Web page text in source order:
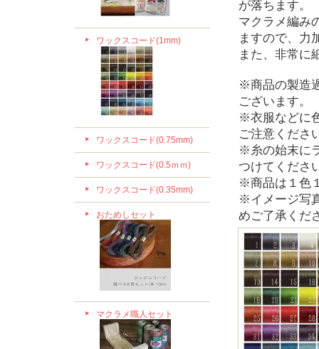
ワックスコード(1mm)
ワックスコード(0.75mm)
ワックスコード(0.5ｍｍ)
ワックスコード(0.35mm)
おためしセット
マクラメ職人セット
が落ちます。
マクラメ編み
ますので、力
また、非常に
※商品の製造
ございます。
※衣服などに
ご注意くださ
※糸の始末に
つけてくださ
※商品は１色
※イメージ写
めご了承くだ